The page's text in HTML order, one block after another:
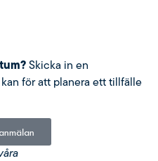
Skicka in en
för att planera ett tillfälle